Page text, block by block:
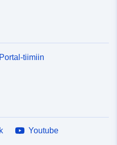
tiimiin
Youtube